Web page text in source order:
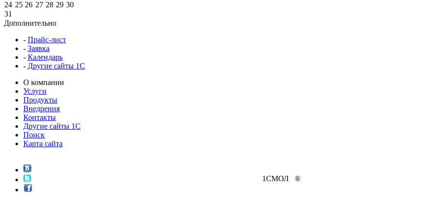
24 25 26 27 28 29 30
31
Дополнительно
- Прайс-лист
- Заявка
- Календарь
- Другие сайты 1С
О компании
Услуги
Продукты
Внедрения
Контакты
Другие сайты 1С
Поиск
Карта сайта
1СМОЛ ®